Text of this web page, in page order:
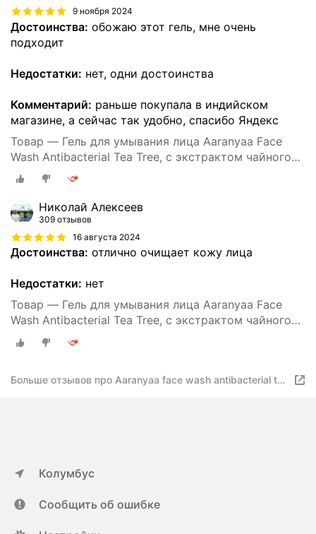
9 ноября 2024
Достоинства: обожаю этот гель, мне очень
подходит
Недостатки: нет, одни достоинства
Комментарий: раньше покупала в индийском
магазине, а сейчас так удобно, спасибо Яндекс
Товар — Гель для умывания лица Aaranyaa Face
Wash Antibacterial Tea Tree, с экстрактом чайного
дерева, 110мл
Николай Алексеев
309 отзывов
16 августа 2024
Достоинства: отлично очищает кожу лица
Недостатки: нет
Товар — Гель для умывания лица Aaranyaa Face
Wash Antibacterial Tea Tree, с экстрактом чайного
дерева, 110мл
Больше отзывов про Aaranyaa face wash antibacterial tea
Колумбус
Сообщить об ошибке